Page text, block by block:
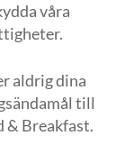
våra
aldrig dina
till
& Breakfast.